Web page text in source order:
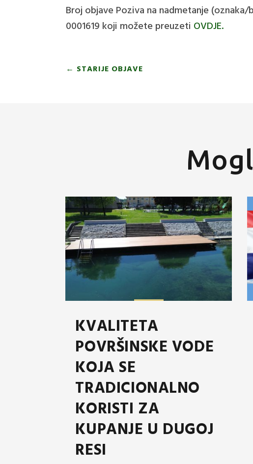
Broj objave Poziva na nadmetanje
0001619 koji možete preuzeti OVDJE.
← STARIJE OBJAVE
KVALITETA
POVRŠINSKE VODE
KOJA SE
TRADICIONALNO
KORISTI ZA
KUPANJE U DUGOJ
RESI